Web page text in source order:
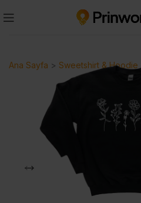
Ana Sayfa > Sweetshirt & Hoodie